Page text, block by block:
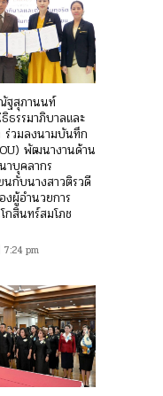
ฐสุภานนท์
ธรรมาภิบาลและ
ร่วมลงนามบันทึก
พัฒนางานด้าน
าบุคลากร
นกับนางสาวติรวดี
ผู้อำนวยการ
กสินทร์สมโภช
pm